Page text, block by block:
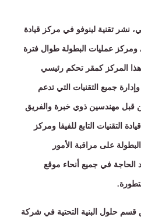
نشر تقنية لينوفو في مركز قيادة
ومركز عمليات البطولة طوال فترة
المركز كمقر تحكم رئيسي
جميع التقنيات التي تدعم
قبل مهندسين ذوي خبرة والفريق
التقنيات التابع للفيفا ومركز
على مراقبة الأمور
الحاجة في جميع أنحاء موقع
.
قسم حلول البنية التحتية في شركة